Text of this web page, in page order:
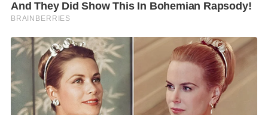
ประเทศไทย และองค์การอาหารและการเกษตรแห่ง
สหประชาชาติ (
the United Nations-FAQ)ร่วมกันจัดตั้งขึ้น เพื่อมอบแก่
บุคคล องค์กร หรือประเทศ ที่รังสรรค์ผลงานการสร้าง
ความตระหนักถึงความสำคัญของดินให้เป็นที่ประจักษ์
ในปี 2562 จะได้มีพิธีประกาศรางวัลและเข้ารับรางวัล
พระราชทานจาก สมเด็จพระกนิษฐาธิราชเจ้า กรมสมเด็จ